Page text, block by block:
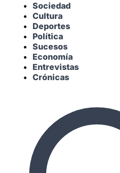
Sociedad
Cultura
Deportes
Política
Sucesos
Economía
Entrevistas
Crónicas